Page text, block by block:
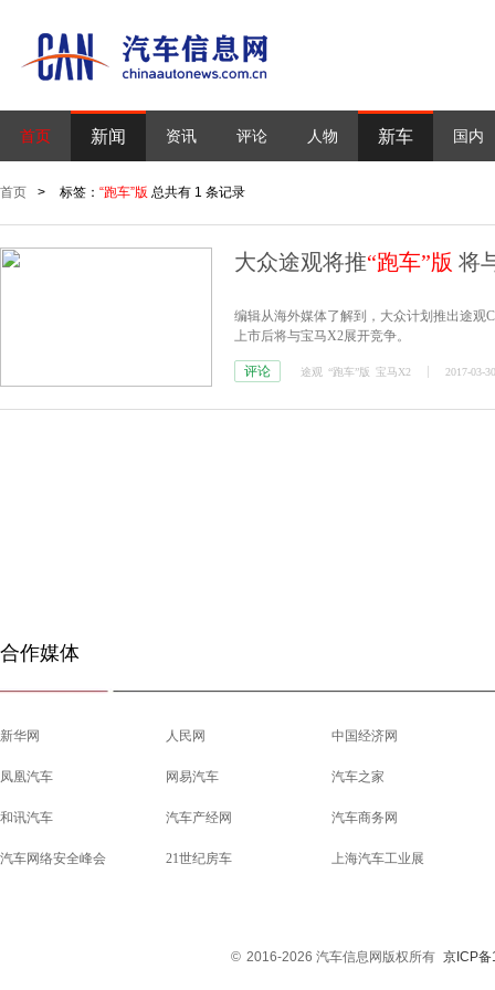
首页 新闻 资讯 评论 人物 新车 国内
首页 > 标签： “跑车”版 总共有 1 条记录
大众途观将推“跑车”版 将
编辑从海外媒体了解到，大众计划推出途观
上市后将与宝马X2展开竞争。
评论 途观 “跑车”版 宝马X2 2017-03-
合作媒体
新华网 人民网 中国经济网
凤凰汽车 网易汽车 汽车之家
和讯汽车 汽车产经网 汽车商务网
汽车网络安全峰会 21世纪房车 上海汽车工业展
© 2016-2026 汽车信息网版权所有 京ICP